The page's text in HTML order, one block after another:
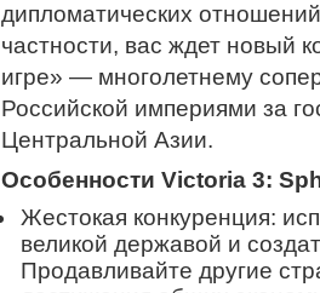
дипломатических
частности, вас ждет новый
игре» — многолетнему
Российской империями за
Центральной Азии.
Особенности Victoria 3:
Жестокая конкуренция:
великой державой и
Продавливайте другие